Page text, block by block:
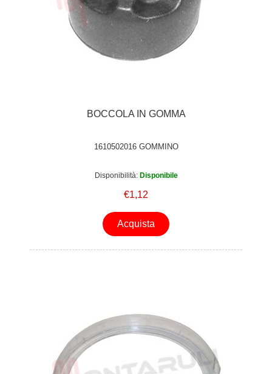
BOCCOLA IN GOMMA
1610502016 GOMMINO
Disponibilità: Disponibile
€1,12
Acquista